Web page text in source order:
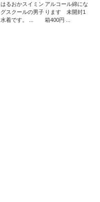
はるおかスイミン
グスクールの男子
水着です。 ...
アルコール綿にな
ります 未開封1
箱400円 ...